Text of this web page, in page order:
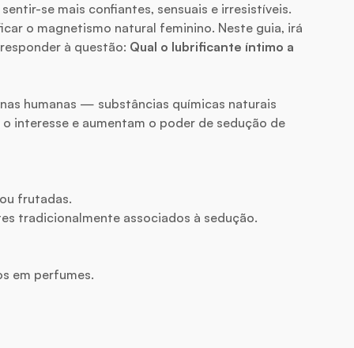
se mais confiantes, sensuais e irresistíveis.
o magnetismo natural feminino. Neste guia, irá
à questão: Qual o lubrificante íntimo a
humanas — substâncias químicas naturais
interesse e aumentam o poder de sedução de
frutadas.
tradicionalmente associados à sedução.
em perfumes.